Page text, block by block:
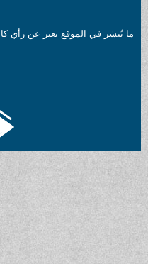
يعبر عن رأي كاتبه ولا يعبر